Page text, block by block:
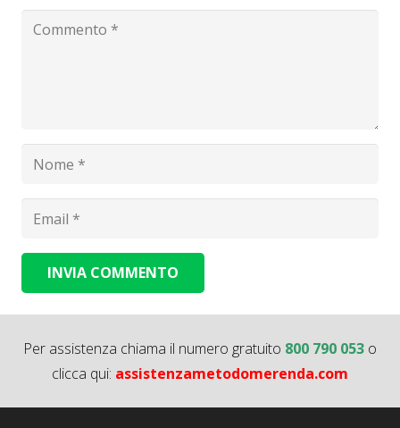
INVIA COMMENTO
Per assistenza chiama il numero gratuito 800 790 053 o
clicca qui: assistenzametodomerenda.com